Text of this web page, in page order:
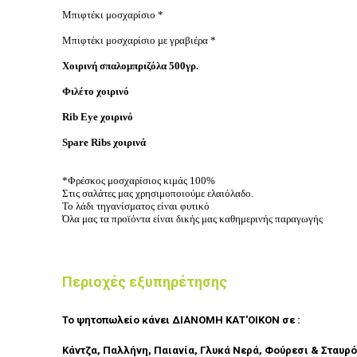
Μπιφτέκι μοσχαρίσιο *
Μπιφτέκι μοσχαρίσιο με γραβιέρα *
Χοιρινή σπαλομπριζόλα 500γρ.
Φιλέτο χοιρινό
Rib Eye χοιρινό
Spare Ribs χοιρινά
*Φρέσκος μοσχαρίσιος κιμάς 100%
Στις σαλάτες μας χρησιμοποιούμε ελαιόλαδο.
Το λάδι τηγανίσματος είναι φυτικό
Όλα μας τα προϊόντα είναι δικής μας καθημερινής παραγωγής
Περιοχές εξυπηρέτησης
Το ψητοπωλείο κάνει ΔΙΑΝΟΜΗ ΚΑΤ'ΟΙΚΟΝ σε :
Κάντζα, Παλλήνη, Παιανία, Γλυκά Νερά, Φούρεσι &